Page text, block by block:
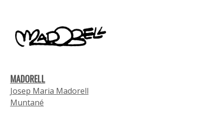
MADORELL
Josep Maria Madorell
Muntané